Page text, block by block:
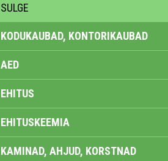
SULGE
KODUKAUBAD, KONTORIKAUBAD
AED
EHITUS
EHITUSKEEMIA
KAMINAD, AHJUD, KORSTNAD